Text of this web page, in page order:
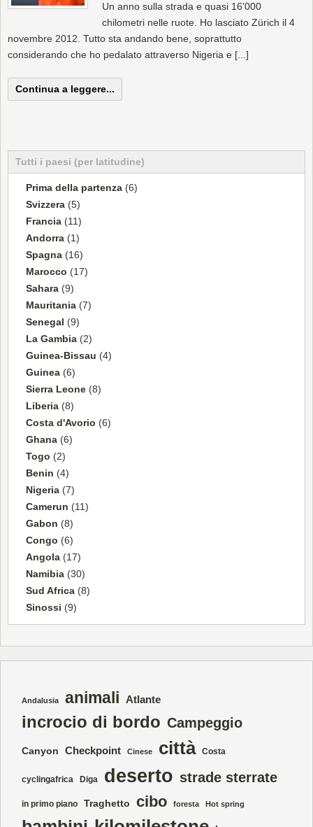
Un anno sulla strada e quasi 16'000
chilometri nelle ruote. Ho lasciato Zürich il 4
novembre 2012. Tutto sta andando bene, soprattutto
considerando che ho pedalato attraverso Nigeria e [...]
Continua a leggere...
Tutti i paesi (per latitudine)
Prima della partenza (6)
Svizzera (5)
Francia (11)
Andorra (1)
Spagna (16)
Marocco (17)
Sahara (9)
Mauritania (7)
Senegal (9)
La Gambia (2)
Guinea-Bissau (4)
Guinea (6)
Sierra Leone (8)
Liberia (8)
Costa d'Avorio (6)
Ghana (6)
Togo (2)
Benin (4)
Nigeria (7)
Camerun (11)
Gabon (8)
Congo (6)
Angola (17)
Namibia (30)
Sud Africa (8)
Sinossi (9)
Andalusia animali Atlante
incrocio di bordo Campeggio
Canyon Checkpoint Cinese città Costa
cyclingafrica Diga deserto strade sterrate
in primo piano Traghetto cibo foresta Hot spring